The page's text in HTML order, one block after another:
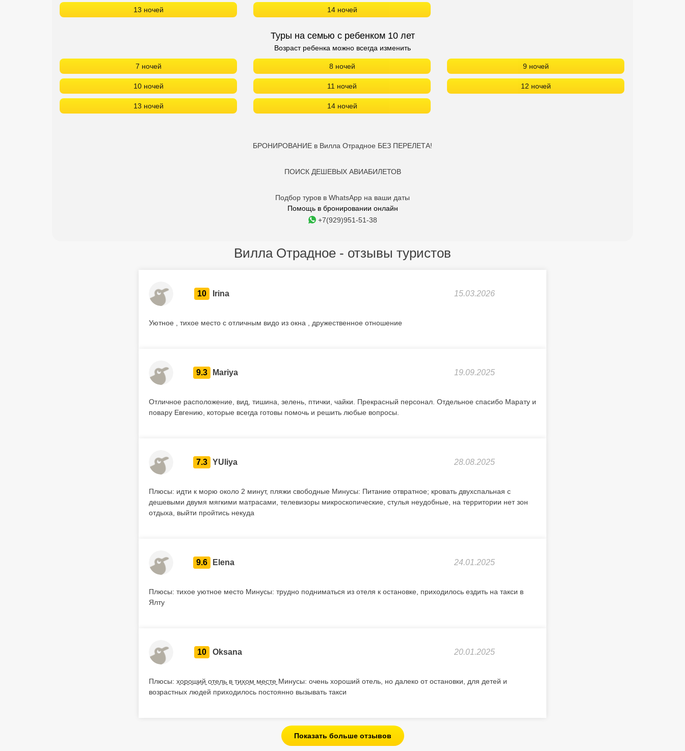
13 ночей 14 ночей
Туры на семью с ребенком 10 лет
Возраст ребенка можно всегда изменить
7 ночей 8 ночей 9 ночей
10 ночей 11 ночей 12 ночей
13 ночей 14 ночей
БРОНИРОВАНИЕ в Вилла Отрадное БЕЗ ПЕРЕЛЕТА!
ПОИСК ДЕШЕВЫХ АВИАБИЛЕТОВ
Подбор туров в WhatsApp на ваши даты
Помощь в бронировании онлайн
+7(929)951-51-38
Вилла Отрадное - отзывы туристов
10 Irina 15.03.2026
Уютное , тихое место с отличным видо из окна , дружественное отношение
9.3 Mariya 19.09.2025
Отличное расположение, вид, тишина, зелень, птички, чайки. Прекрасный персонал. Отдельное спасибо Марату и
повару Евгению, которые всегда готовы помочь и решить любые вопросы.
7.3 YUliya 28.08.2025
Плюсы: идти к морю около 2 минут, пляжи свободные Минусы: Питание отвратное; кровать двухспальная с
дешевыми двумя мягкими матрасами, телевизоры микроскопические, стулья неудобные, на территории нет зон
отдыха, выйти пройтись некуда
9.6 Elena 24.01.2025
Плюсы: тихое уютное место Минусы: трудно подниматься из отеля к остановке, приходилось ездить на такси в
Ялту
10 Oksana 20.01.2025
Плюсы: х̠о̠р̠о̠ш̠и̠й̠ о̠т̠е̠л̠ь̠ в̠ т̠и̠х̠о̠м̠ м̠е̠с̠т̠е̠ Минусы: очень хороший отель, но далеко от остановки, для детей и
возрастных людей приходилось постоянно вызывать такси
Показать больше отзывов